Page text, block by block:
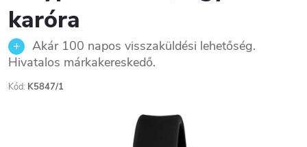
karóra
Akár 100 napos visszaküldési lehetőség.
Hivatalos márkakereskedő.
Kód: K5847/1